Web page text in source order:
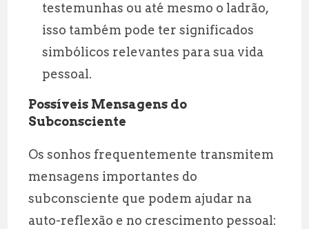
testemunhas ou até mesmo o ladrão,
isso também pode ter significados
simbólicos relevantes para sua vida
pessoal.
Possíveis Mensagens do
Subconsciente
Os sonhos frequentemente transmitem
mensagens importantes do
subconsciente que podem ajudar na
auto-reflexão e no crescimento pessoal: